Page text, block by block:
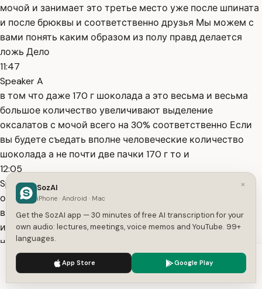
мочой и занимает это третье место уже после шпината
и после брюквы и соответственно друзья Мы можем с
вами понять каким образом из полу правд делается
ложь Дело
11:47
Speaker A
в том что даже 170 г шоколада а это весьма и весьма
большое количество увеличивают выделение
оксалатов с мочой всего на 30% соответственно Если
вы будете съедать вполне человеческие количество
шоколада а не почти две пачки 170 г то и
12:05
Speaker A
оксалатов с мочой у вас будет вы уже догадались
выделяться гораздо меньше и соответственно и какао
и чёрный шоколад в человеческих количествах
например 30-50 г за раз шоколада перестанут
представлять какую-либо опасность для ваших почек
но друзья помимо оксалатов в
12:24
We use cookies to enhance your experience.
×
SozAI
iPhone · Android · Mac
Get the SozAI app — 30 minutes of free AI transcription for your
own audio: lectures, meetings, voice memos and YouTube. 99+
languages.
App Store Google Play